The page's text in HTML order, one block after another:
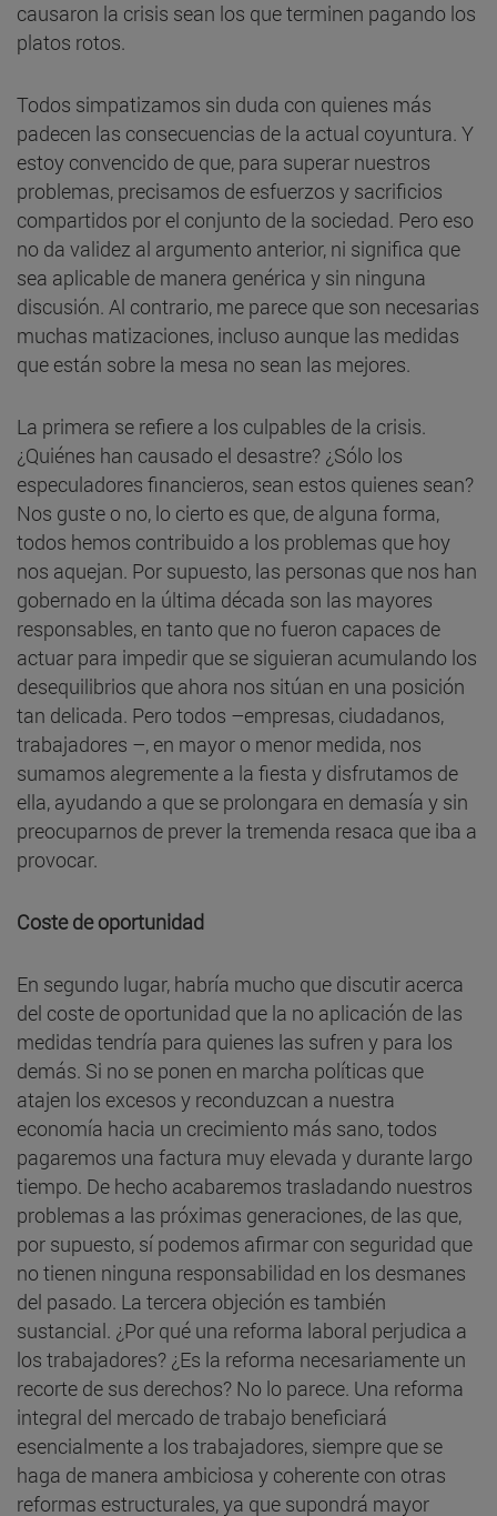
causaron la crisis sean los que terminen pagando los
platos rotos.
Todos simpatizamos sin duda con quienes más
padecen las consecuencias de la actual coyuntura. Y
estoy convencido de que, para superar nuestros
problemas, precisamos de esfuerzos y sacrificios
compartidos por el conjunto de la sociedad. Pero eso
no da validez al argumento anterior, ni significa que
sea aplicable de manera genérica y sin ninguna
discusión. Al contrario, me parece que son necesarias
muchas matizaciones, incluso aunque las medidas
que están sobre la mesa no sean las mejores.
La primera se refiere a los culpables de la crisis.
¿Quiénes han causado el desastre? ¿Sólo los
especuladores financieros, sean estos quienes sean?
Nos guste o no, lo cierto es que, de alguna forma,
todos hemos contribuido a los problemas que hoy
nos aquejan. Por supuesto, las personas que nos han
gobernado en la última década son las mayores
responsables, en tanto que no fueron capaces de
actuar para impedir que se siguieran acumulando los
desequilibrios que ahora nos sitúan en una posición
tan delicada. Pero todos –empresas, ciudadanos,
trabajadores –, en mayor o menor medida, nos
sumamos alegremente a la fiesta y disfrutamos de
ella, ayudando a que se prolongara en demasía y sin
preocuparnos de prever la tremenda resaca que iba a
provocar.
Coste de oportunidad
En segundo lugar, habría mucho que discutir acerca
del coste de oportunidad que la no aplicación de las
medidas tendría para quienes las sufren y para los
demás. Si no se ponen en marcha políticas que
atajen los excesos y reconduzcan a nuestra
economía hacia un crecimiento más sano, todos
pagaremos una factura muy elevada y durante largo
tiempo. De hecho acabaremos trasladando nuestros
problemas a las próximas generaciones, de las que,
por supuesto, sí podemos afirmar con seguridad que
no tienen ninguna responsabilidad en los desmanes
del pasado. La tercera objeción es también
sustancial. ¿Por qué una reforma laboral perjudica a
los trabajadores? ¿Es la reforma necesariamente un
recorte de sus derechos? No lo parece. Una reforma
integral del mercado de trabajo beneficiará
esencialmente a los trabajadores, siempre que se
haga de manera ambiciosa y coherente con otras
reformas estructurales, ya que supondrá mayor